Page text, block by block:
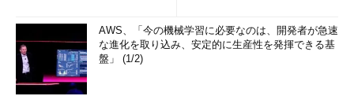
AWS、「今の機械学習に必要なのは、開発者が急速
な進化を取り込み、安定的に生産性を発揮できる基
盤」 (1/2)